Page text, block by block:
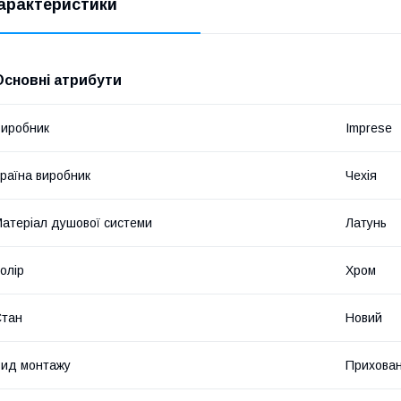
атрибути
Imprese
виробник Чехія
душової системи Латунь
Хром
Новий
монтажу